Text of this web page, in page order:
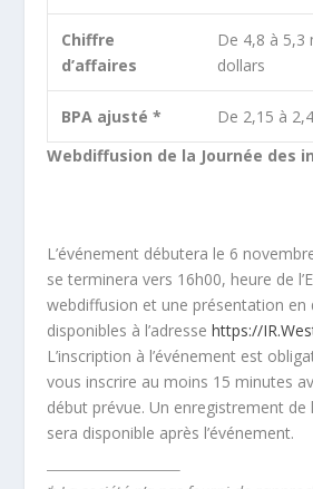
Chiffre
d’affaires
De 4,8 à 5,3
dollars
BPA ajusté *
De 2,15 à
Webdiffusion de la Journée des
L’événement débutera le 6
se terminera vers 16h00, heure de
webdiffusion et une présentation en
disponibles à l’adressehttps://
L’inscription à l’événement est
vous inscrire au moins 15 minutes
début prévue. Un enregistrement de
sera disponible après l’événement.